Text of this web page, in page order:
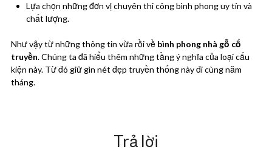
Lựa chọn những đơn vị chuyên thi công bình phong uy tín và
chất lượng.
Như vậy từ những thông tin vừa rồi về bình phong nhà gỗ cổ
truyền. Chúng ta đã hiểu thêm những tầng ý nghĩa của loại cấu
kiện này. Từ đó giữ gìn nét đẹp truyền thống này đi cùng năm
tháng.
Trả lời